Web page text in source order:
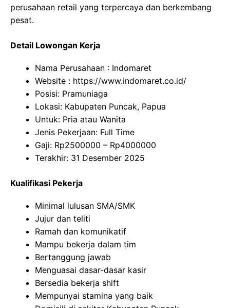
perusahaan retail yang terpercaya dan berkembang
pesat.
Detail Lowongan Kerja
Nama Perusahaan : Indomaret
Website : https://www.indomaret.co.id/
Posisi: Pramuniaga
Lokasi: Kabupaten Puncak, Papua
Untuk: Pria atau Wanita
Jenis Pekerjaan: Full Time
Gaji: Rp2500000 – Rp4000000
Terakhir: 31 Desember 2025
Kualifikasi Pekerja
Minimal lulusan SMA/SMK
Jujur dan teliti
Ramah dan komunikatif
Mampu bekerja dalam tim
Bertanggung jawab
Menguasai dasar-dasar kasir
Bersedia bekerja shift
Mempunyai stamina yang baik